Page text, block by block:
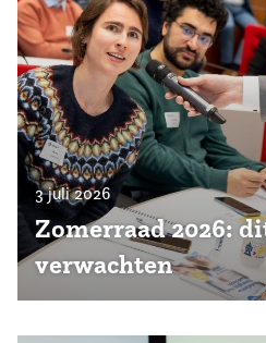
3 juli 2026
Zomerraad 2026:
verwachten